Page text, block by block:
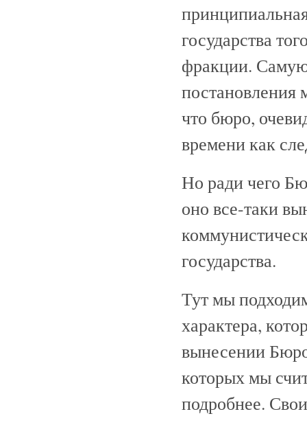
государства
фракции.
постановления
что бюро,
времени как
Но ради чего
оно все-таки
государства.
Тут мы
характера,
вынесении
которых мы
подробнее.